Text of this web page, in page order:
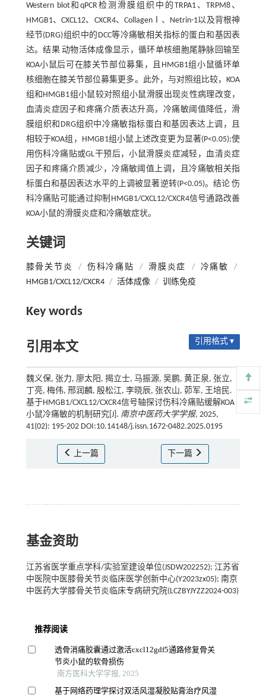
Western blot和qPCR检测滑膜组织中的TRPA1、TRPM8、
HMGB1、CXCL12、CXCR4、CollagenⅠ、Netrin-1以及背根神
经节(DRG)组织中的DCC等冷痛敏相关指标的蛋白和基因表
达。结果 动物活体成像显示，循环单核细胞尾静脉回输至
KOA小鼠后可在膝关节部位募集，且HMGB1组小鼠循环单
核细胞在膝关节部位募集更多。此外，与对照组比较，KOA
组和HMGB1组小鼠较对照组小鼠滑膜出现炎性病理改变，
血清炎症因子和疼痛介质表达升高，冷痛敏阈值降低，滑
膜组织和DRG组织中冷痛敏指标蛋白和基因表达上调，且
相较于KOA组，HMGB1组小鼠上述改变更为显著(P<0.05);使
用伤科冷痛贴或GL干预后，小鼠滑膜炎症减轻，血清炎症
因子和疼痛介质减少，冷痛敏阈值上调，且冷痛敏相关指
标蛋白和基因表达水平的上调被显著逆转(P<0.05)。结论 伤
科冷痛贴可能通过抑制HMGB1/CXCL12/CXCR4信号通路改善
KOA小鼠的滑膜炎症和冷痛敏症状。
关键词
膝骨关节炎 / 伤科冷痛贴 / 滑膜炎症 / 冷痛敏
/
HMGB1/CXCL12/CXCR4 / 活体成像 / 训练免疫
Key words
引用本文 引用格式 ▾
魏义保, 张力, 廖太阳, 揭立士, 马振源, 吴鹏, 黄正泉, 张立,
丁亮, 梅伟, 邢润麟, 殷松江, 李晓辰, 张农山, 茆军, 王培民.
基于HMGB1/CXCL12/CXCR4信号轴探讨伤科冷痛贴缓解KOA
小鼠冷痛敏的机制研究[J]. 南京中医药大学学报, 2025,
41(02): 195-202 DOI:10.14148/j.issn.1672-0482.2025.0195
上一篇 下一篇
基金资助
江苏省医学重点学科/实验室建设单位(JSDW202252); 江苏省
中医院中医膝骨关节炎临床医学创新中心(Y2023zx05); 南京
中医药大学膝骨关节炎临床专病研究院(LCZBYJYZZ2024-003)